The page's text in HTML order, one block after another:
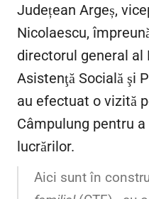
Județean Argeș,
Nicolaescu,
directorul general al
Asistenţă Socială şi
au efectuat o vizită
Câmpulung pentru
lucrărilor.
Aici sunt în